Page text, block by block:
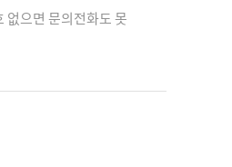
없으면 문의전화도 못